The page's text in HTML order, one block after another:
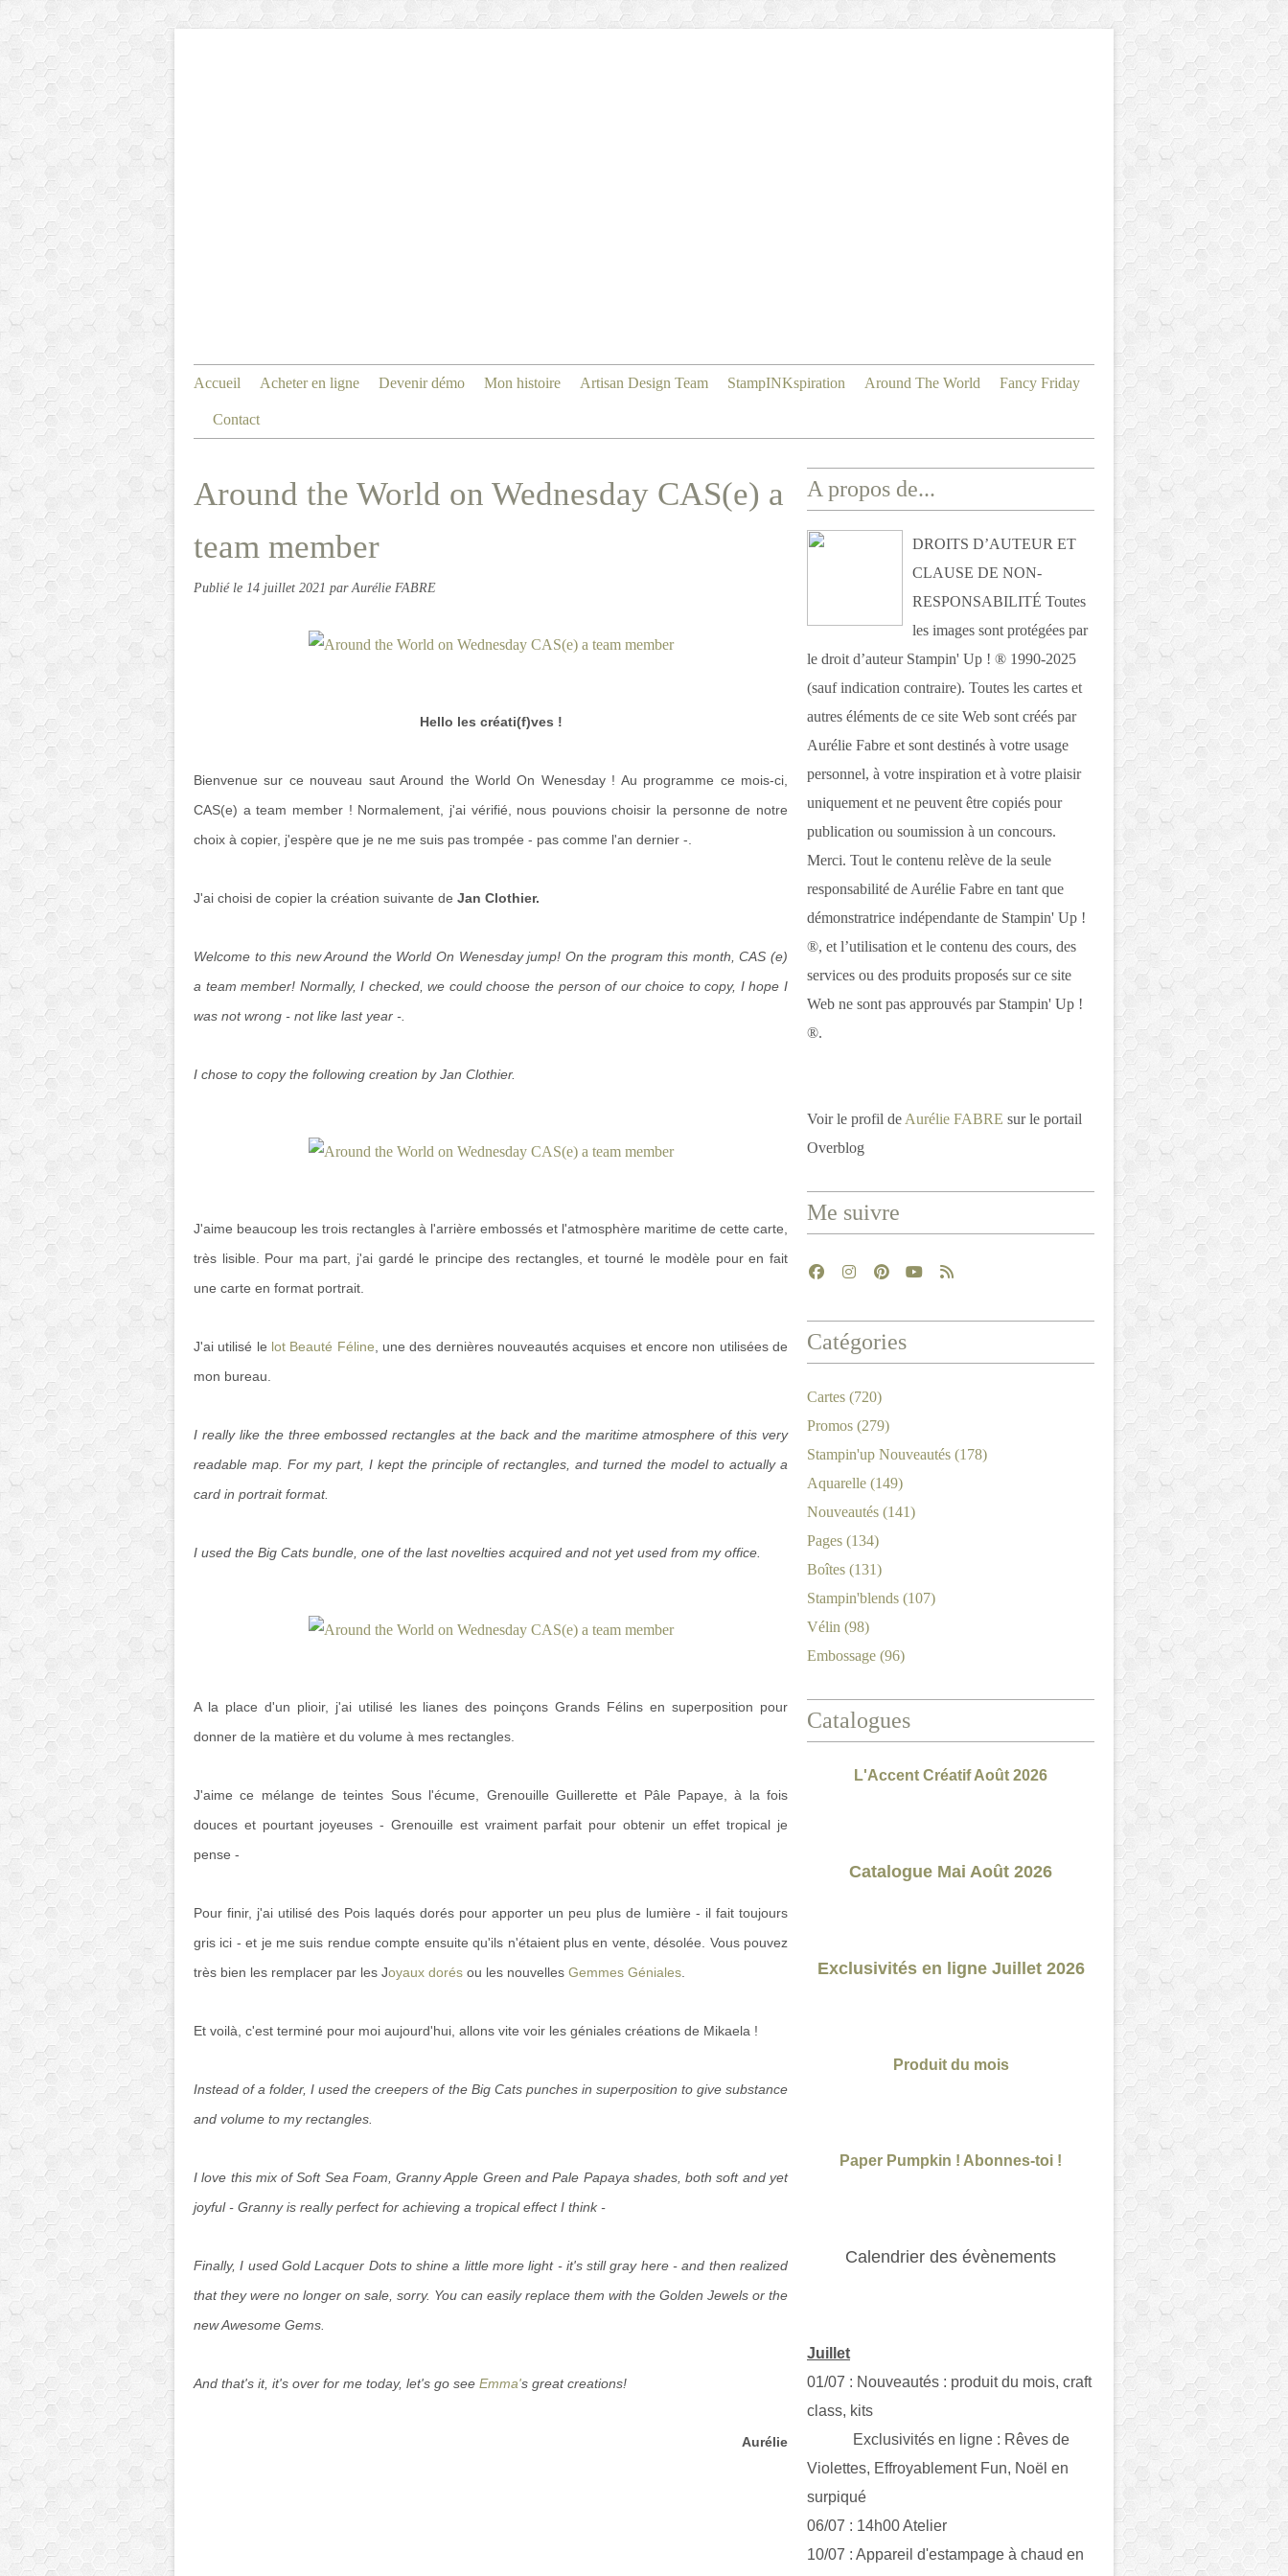
Accueil Acheter en ligne Devenir démo Mon histoire Artisan Design Team StampINKspiration Around The World Fancy Friday
Contact
Around the World on Wednesday CAS(e) a
team member
Publié le 14 juillet 2021 par Aurélie FABRE
Hello les créati(f)ves !
Bienvenue sur ce nouveau saut Around the World On Wenesday ! Au programme ce mois-ci,
CAS(e) a team member ! Normalement, j'ai vérifié, nous pouvions choisir la personne de notre
choix à copier, j'espère que je ne me suis pas trompée - pas comme l'an dernier -.
J'ai choisi de copier la création suivante de Jan Clothier.
Welcome to this new Around the World On Wenesday jump! On the program this month, CAS (e)
a team member! Normally, I checked, we could choose the person of our choice to copy, I hope I
was not wrong - not like last year -.
I chose to copy the following creation by Jan Clothier.
J'aime beaucoup les trois rectangles à l'arrière embossés et l'atmosphère maritime de cette carte,
très lisible. Pour ma part, j'ai gardé le principe des rectangles, et tourné le modèle pour en fait
une carte en format portrait.
J'ai utilisé le lot Beauté Féline , une des dernières nouveautés acquises et encore non utilisées de
mon bureau.
I really like the three embossed rectangles at the back and the maritime atmosphere of this very
readable map. For my part, I kept the principle of rectangles, and turned the model to actually a
card in portrait format.
I used the Big Cats bundle, one of the last novelties acquired and not yet used from my office.
A la place d'un plioir, j'ai utilisé les lianes des poinçons Grands Félins en superposition pour
donner de la matière et du volume à mes rectangles.
J'aime ce mélange de teintes Sous l'écume, Grenouille Guillerette et Pâle Papaye, à la fois
douces et pourtant joyeuses - Grenouille est vraiment parfait pour obtenir un effet tropical je
pense -
Pour finir, j'ai utilisé des Pois laqués dorés pour apporter un peu plus de lumière - il fait toujours
gris ici - et je me suis rendue compte ensuite qu'ils n'étaient plus en vente, désolée. Vous pouvez
très bien les remplacer par les Joyaux dorés ou les nouvelles Gemmes Géniales
Et voilà, c'est terminé pour moi aujourd'hui, allons vite voir les géniales créations de Mikaela !
Instead of a folder, I used the creepers of the Big Cats punches in superposition to give substance
and volume to my rectangles.
I love this mix of Soft Sea Foam, Granny Apple Green and Pale Papaya shades, both soft and yet
joyful - Granny is really perfect for achieving a tropical effect I think -
Finally, I used Gold Lacquer Dots to shine a little more light - it's still gray here - and then realized
that they were no longer on sale, sorry. You can easily replace them with the Golden Jewels or the
new Awesome Gems.
And that's it, it's over for me today, let's go see Emma's great creations!
Aurélie
A propos de...
DROITS D’AUTEUR ET
CLAUSE DE NON-
RESPONSABILITÉ Toutes
les images sont protégées par
le droit d’auteur Stampin' Up ! ® 1990-2025
(sauf indication contraire). Toutes les cartes et
autres éléments de ce site Web sont créés par
Aurélie Fabre et sont destinés à votre usage
personnel, à votre inspiration et à votre plaisir
uniquement et ne peuvent être copiés pour
publication ou soumission à un concours.
Merci. Tout le contenu relève de la seule
responsabilité de Aurélie Fabre en tant que
démonstratrice indépendante de Stampin' Up !
®, et l’utilisation et le contenu des cours, des
services ou des produits proposés sur ce site
Web ne sont pas approuvés par Stampin' Up !
®.
Voir le profil de Aurélie FABRE sur le portail
Overblog
Me suivre
Catégories
Cartes (720)
Promos (279)
Stampin'up Nouveautés (178)
Aquarelle (149)
Nouveautés (141)
Pages (134)
Boîtes (131)
Stampin'blends (107)
Vélin (98)
Embossage (96)
Catalogues
L'Accent Créatif Août 2026
Catalogue Mai Août 2026
Exclusivités en ligne Juillet 2026
Produit du mois
Paper Pumpkin ! Abonnes-toi !
Calendrier des évènements
Juillet
01/07 : Nouveautés : produit du mois, craft
class, kits
Exclusivités en ligne : Rêves de
Violettes, Effroyablement Fun, Noël en
surpiqué
06/07 : 14h00 Atelier
10/07 : Appareil d'estampage à chaud en